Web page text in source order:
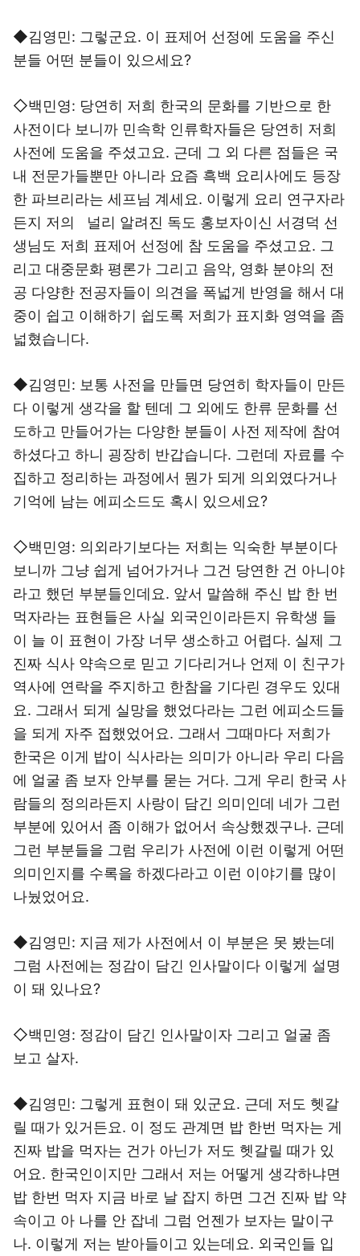
◆김영민: 그렇군요. 이 표제어 선정에 도움을 주신
분들 어떤 분들이 있으세요?
◇백민영: 당연히 저희 한국의 문화를 기반으로 한
사전이다 보니까 민속학 인류학자들은 당연히 저희
사전에 도움을 주셨고요. 근데 그 외 다른 점들은 국
내 전문가들뿐만 아니라 요즘 흑백 요리사에도 등장
한 파브리라는 세프님 계세요. 이렇게 요리 연구자라
든지 저의 널리 알려진 독도 홍보자이신 서경덕 선
생님도 저희 표제어 선정에 참 도움을 주셨고요. 그
리고 대중문화 평론가 그리고 음악, 영화 분야의 전
공 다양한 전공자들이 의견을 폭넓게 반영을 해서 대
중이 쉽고 이해하기 쉽도록 저희가 표지화 영역을 좀
넓혔습니다.
◆김영민: 보통 사전을 만들면 당연히 학자들이 만든
다 이렇게 생각을 할 텐데 그 외에도 한류 문화를 선
도하고 만들어가는 다양한 분들이 사전 제작에 참여
하셨다고 하니 굉장히 반갑습니다. 그런데 자료를 수
집하고 정리하는 과정에서 뭔가 되게 의외였다거나
기억에 남는 에피소드도 혹시 있으세요?
◇백민영: 의외라기보다는 저희는 익숙한 부분이다
보니까 그냥 쉽게 넘어가거나 그건 당연한 건 아니야
라고 했던 부분들인데요. 앞서 말씀해 주신 밥 한 번
먹자라는 표현들은 사실 외국인이라든지 유학생 들
이 늘 이 표현이 가장 너무 생소하고 어렵다. 실제 그
진짜 식사 약속으로 믿고 기다리거나 언제 이 친구가
역사에 연락을 주지하고 한참을 기다린 경우도 있대
요. 그래서 되게 실망을 했었다라는 그런 에피소드들
을 되게 자주 접했었어요. 그래서 그때마다 저희가
한국은 이게 밥이 식사라는 의미가 아니라 우리 다음
에 얼굴 좀 보자 안부를 묻는 거다. 그게 우리 한국 사
람들의 정의라든지 사랑이 담긴 의미인데 네가 그런
부분에 있어서 좀 이해가 없어서 속상했겠구나. 근데
그런 부분들을 그럼 우리가 사전에 이런 이렇게 어떤
의미인지를 수록을 하겠다라고 이런 이야기를 많이
나눴었어요.
◆김영민: 지금 제가 사전에서 이 부분은 못 봤는데
그럼 사전에는 정감이 담긴 인사말이다 이렇게 설명
이 돼 있나요?
◇백민영: 정감이 담긴 인사말이자 그리고 얼굴 좀
보고 살자.
◆김영민: 그렇게 표현이 돼 있군요. 근데 저도 헷갈
릴 때가 있거든요. 이 정도 관계면 밥 한번 먹자는 게
진짜 밥을 먹자는 건가 아닌가 저도 헷갈릴 때가 있
어요. 한국인이지만 그래서 저는 어떻게 생각하냐면
밥 한번 먹자 지금 바로 날 잡지 하면 그건 진짜 밥 약
속이고 아 나를 안 잡네 그럼 언젠가 보자는 말이구
나. 이렇게 저는 받아들이고 있는데요. 외국인들 입